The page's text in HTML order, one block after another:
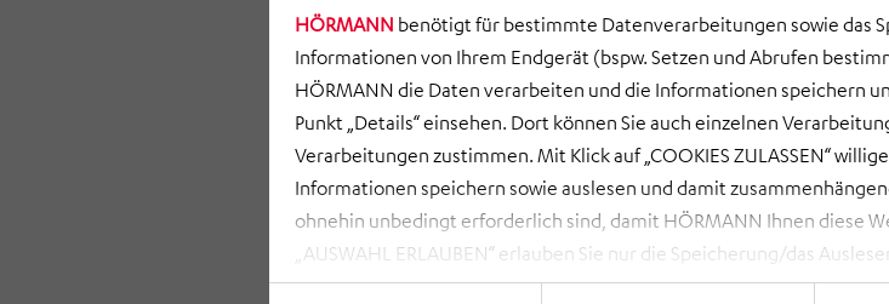
HÖRMANN benötigt für bestimmte Datenverarbeitungen sowie das
Informationen von Ihrem Endgerät (bspw. Setzen und Abrufen
HÖRMANN die Daten verarbeiten und die Informationen speichern
Punkt „Details“ einsehen. Dort können Sie auch einzelnen
Verarbeitungen zustimmen. Mit Klick auf „COOKIES ZULASSEN“
Informationen speichern sowie auslesen und damit
ohnehin unbedingt erforderlich sind, damit HÖRMANN Ihnen diese
„AUSWAHL ERLAUBEN“ erlauben Sie nur die Speicherung/das
zusammenhängenden Datenverarbeitungen, die Sie aktiv ausgewählt
Gern vereinbaren wir auch mit Ihnen einen ersten
Herausforderungen.